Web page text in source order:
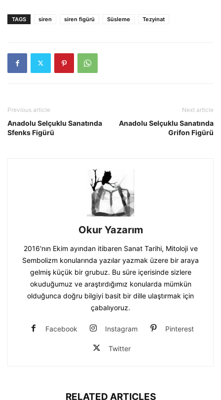
TAGS siren siren figürü Süsleme Tezyinat
Previous article
Anadolu Selçuklu Sanatında
Sfenks Figürü
Next article
Anadolu Selçuklu Sanatında
Grifon Figürü
Okur Yazarım
2016'nın Ekim ayından itibaren Sanat Tarihi, Mitoloji ve
Sembolizm konularında yazılar yazmak üzere bir araya
gelmiş küçük bir grubuz. Bu süre içerisinde sizlere
okuduğumuz ve araştırdığımız konularda mümkün
olduğunca doğru bilgiyi basit bir dille ulaştırmak için
çabalıyoruz.
Facebook Instagram Pinterest
Twitter
RELATED ARTICLES